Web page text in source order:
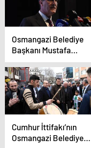
Osmangazi Belediye
Başkanı Mustafa
Dündar, yeni dönem
vizyonunu ve
projelerini açıkladı
Cumhur İttifakı’nın
Osmangazi Belediye